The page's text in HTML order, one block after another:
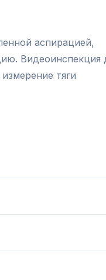
аспирацией,
Видеоинспекция
тяги